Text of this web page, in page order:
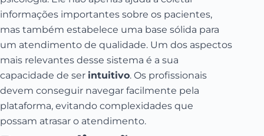
informações importantes sobre os pacientes,
mas também estabelece uma base sólida para
um atendimento de qualidade. Um dos aspectos
mais relevantes desse sistema é a sua
capacidade de ser intuitivo. Os profissionais
devem conseguir navegar facilmente pela
plataforma, evitando complexidades que
possam atrasar o atendimento.